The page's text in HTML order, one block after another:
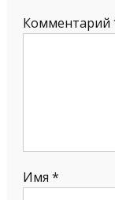
Комментарий
Имя *